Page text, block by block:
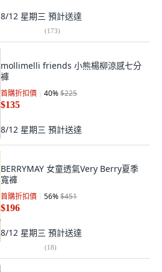
8/12 星期三 預計送達
(173)
mollimelli friends 小熊楊柳涼感七分
褲
首購折扣價 40%$225
$135
8/12 星期三 預計送達
BERRYMAY 女童透氣Very Berry夏季
寬褲
首購折扣價 56%$451
$196
8/12 星期三 預計送達
(18)